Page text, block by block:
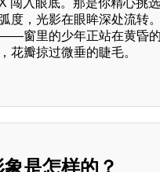
闯入眼底。那是你精心挑
度，光影在眼眸深处流转
窗里的少年正站在黄昏
花瓣掠过微垂的睫毛。
是怎样的？